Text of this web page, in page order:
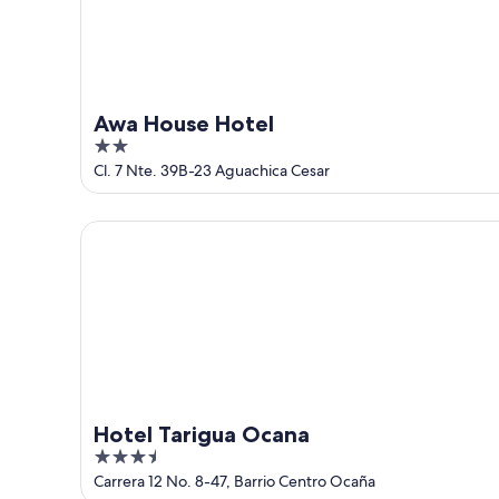
Awa House Hotel
2
out
of
5
Cl. 7 Nte. 39B-23 Aguachica Cesar
Hotel Tarigua Ocana
3.5
out
Carrera 12 No. 8-47, Barrio Centro Ocaña
Hotel Tarigua Ocana